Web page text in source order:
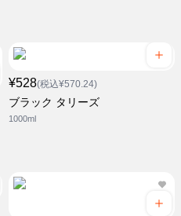
¥528(税込¥570.24)
ブラック タリーズ
1000ml